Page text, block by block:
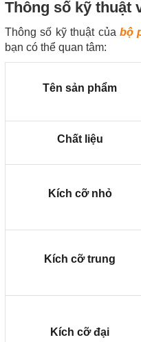
Thông số kỹ thuật
Thông số kỹ thuật của bộ
bạn có thể quan tâm:
Tên sản phẩm
Chất liệu
Kích cỡ nhỏ
Kích cỡ trung
Kích cỡ đại